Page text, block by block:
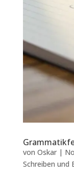
von Oskar|
Schreiben und